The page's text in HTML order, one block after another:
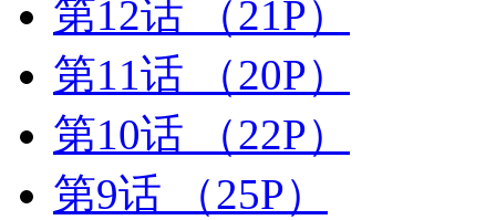
第12话
（21P）
第11话
（20P）
第10话
（22P）
第9话
（25P）